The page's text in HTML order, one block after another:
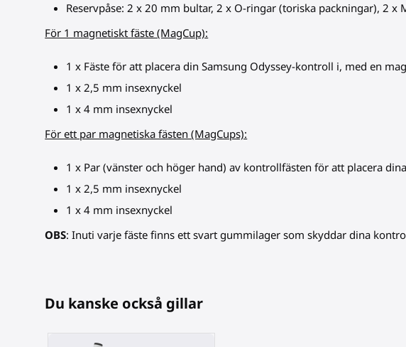
Reservpåse: 2 x 20 mm bultar, 2 x O-ringar (toriska packningar), 2
För 1 magnetiskt fäste (MagCup):
1 x Fäste för att placera din Samsung Odyssey-kontroll i, med en
1 x 2,5 mm insexnyckel
1 x 4 mm insexnyckel
För ett par magnetiska fästen (MagCups):
1 x Par (vänster och höger hand) av kontrollfästen för att placera
1 x 2,5 mm insexnyckel
1 x 4 mm insexnyckel
OBS: Inuti varje fäste finns ett svart gummilager som skyddar dina
Du kanske också gillar